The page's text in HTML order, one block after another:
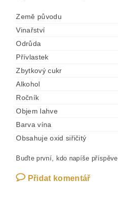
Země původu
Vinařství
Odrůda
Přívlastek
Zbytkový cukr
Alkohol
Ročník
Objem lahve
Barva vína
Obsahuje oxid siřičitý
Buďte první, kdo napíše
Přidat komentář